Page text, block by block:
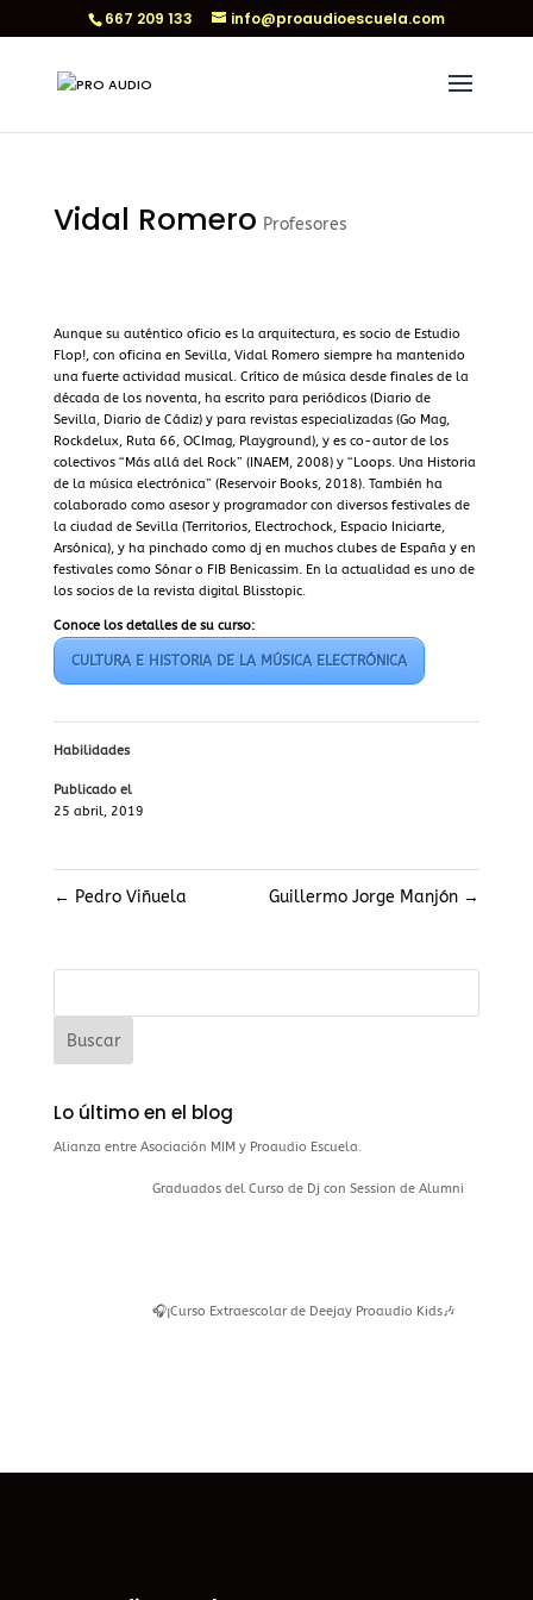
667 209 133 info@proaudioescuela.com
Vidal Romero Profesores
Aunque su auténtico oficio es la arquitectura, es socio de Estudio
Flop!, con oficina en Sevilla, Vidal Romero siempre ha mantenido
una fuerte actividad musical. Crítico de música desde finales de la
década de los noventa, ha escrito para periódicos (Diario de
Sevilla, Diario de Cádiz) y para revistas especializadas (Go Mag,
Rockdelux, Ruta 66, OCImag, Playground), y es co-autor de los
colectivos “Más allá del Rock” (INAEM, 2008) y “Loops. Una Historia
de la música electrónica” (Reservoir Books, 2018). También ha
colaborado como asesor y programador con diversos festivales de
la ciudad de Sevilla (Territorios, Electrochock, Espacio Iniciarte,
Arsónica), y ha pinchado como dj en muchos clubes de España y en
festivales como Sónar o FIB Benicassim. En la actualidad es uno de
los socios de la revista digital Blisstopic.
Conoce los detalles de su curso:
CULTURA E HISTORIA DE LA MÚSICA ELECTRÓNICA
Habilidades
Publicado el
25 abril, 2019
← Pedro Viñuela Guillermo Jorge Manjón →
Lo último en el blog
Alianza entre Asociación MIM y Proaudio Escuela.
Graduados del Curso de Dj con Session de Alumni
🎧¡Curso Extraescolar de Deejay Proaudio Kids🎶